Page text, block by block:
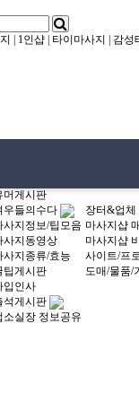
1인샵 타이마사지 감성
머게시판
우들의수다
사지정보/팁모음
사지동영상
사지종류/효능
팁게시판
입인사
석게시판
소실장 정보공유
장터&업체
마사지샵
마사지샵
사이트/프
도매/물품/